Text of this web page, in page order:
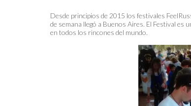
Desde principios de 2015 los festivales
de semana llegó a Buenos Aires. El Festival es
en todos los rincones del mundo.